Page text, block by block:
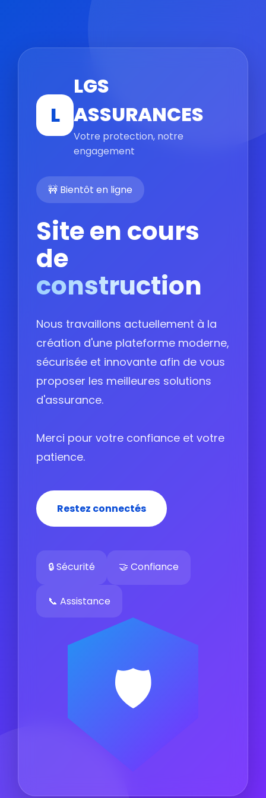
L
LGS
ASSURANCES
Votre protection, notre
engagement
🚧 Bientôt en ligne
Site en cours
de
construction
Nous travaillons actuellement à la
création d'une plateforme moderne,
sécurisée et innovante afin de vous
proposer les meilleures solutions
d'assurance.
Merci pour votre confiance et votre
patience.
Restez connectés
🔒 Sécurité 🤝 Confiance
📞 Assistance
🛡